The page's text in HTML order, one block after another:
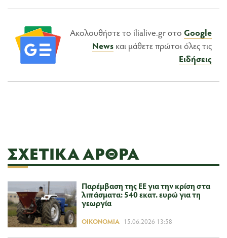
Ακολουθήστε το ilialive.gr στο Google
News και μάθετε πρώτοι όλες τις
Ειδήσεις
ΣΧΕΤΙΚΆ ΆΡΘΡΑ
Παρέμβαση της ΕΕ για την κρίση στα
λιπάσματα: 540 εκατ. ευρώ για τη
γεωργία
ΟΙΚΟΝΟΜΊΑ 15.06.2026 13:58